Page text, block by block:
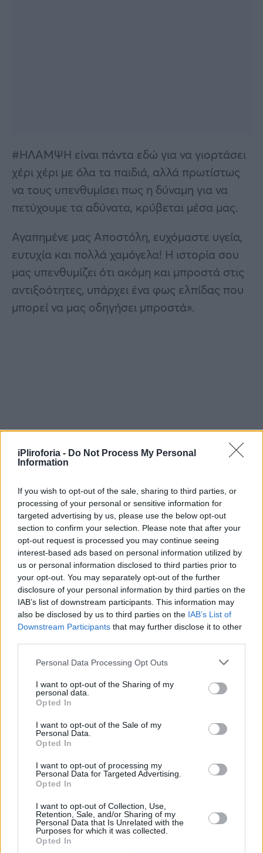
iPliroforia - Do Not Process My Personal
Information
If you wish to opt-out of the sale, sharing to third parties, or
processing of your personal or sensitive information for
targeted advertising by us, please use the below opt-out
section to confirm your selection. Please note that after your
opt-out request is processed you may continue seeing
interest-based ads based on personal information utilized by
us or personal information disclosed to third parties prior to
your opt-out. You may separately opt-out of the further
disclosure of your personal information by third parties on the
IAB’s list of downstream participants. This information may
also be disclosed by us to third parties on the IAB’s List of
Downstream Participants that may further disclose it to other
Personal Data Processing Opt Outs
I want to opt-out of the Sharing of my
personal data.
Opted In
I want to opt-out of the Sale of my
Personal Data.
Opted In
I want to opt-out of processing my
Personal Data for Targeted Advertising.
Opted In
I want to opt-out of Collection, Use,
Retention, Sale, and/or Sharing of my
Personal Data that Is Unrelated with the
Purposes for which it was collected.
Opted In
#ΗΛΑΜΨΗ είναι πάντα εδώ για να γιορτάσει
χέρι χέρι με όλα τα παιδιά, αλλά πρωτίστως
να τους υπενθυμίσει πως η δύναμη για να
πετύχουμε τα αδύνατα, κρύβεται μέσα μας.
Αγαπημένε μας Αποστόλη, ευχόμαστε υγεία,
ευτυχία και πολλά χαμόγελα! Η ιστορία σου
μας υπενθυμίζει ότι ακόμη και μπροστά στις
αντιξοότητες, υπάρχει ένα φως ελπίδας που
μπορεί να μας οδηγήσει μπροστά».
TAGS: